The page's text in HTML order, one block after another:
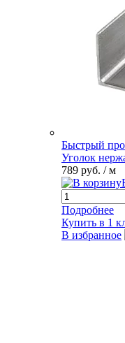
Быстрый
Уголок
789 руб. / м
Подробнее
Купить в 1
В избранное